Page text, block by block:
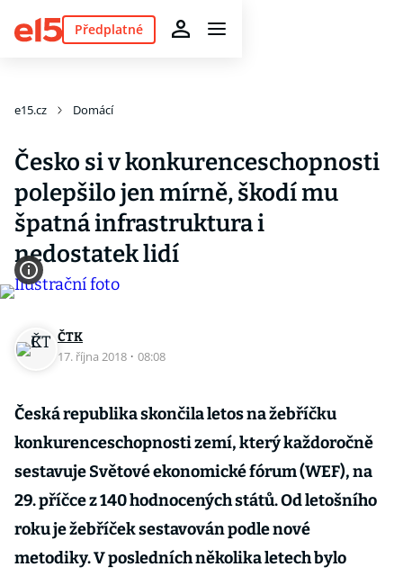
Předplatné
e15.cz Domácí
Česko si v konkurenceschopnosti
polepšilo jen mírně, škodí mu
špatná infrastruktura i
nedostatek lidí
ČTK
17. října 2018 · 08:08
Česká republika skončila letos na žebříčku
konkurenceschopnosti zemí, který každoročně
sestavuje Světové ekonomické fórum (WEF), na
29. příčce z 140 hodnocených států. Od letošního
roku je žebříček sestavován podle nové
metodiky. V posledních několika letech bylo